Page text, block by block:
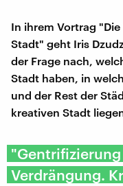
In ihrem Vortrag
Stadt" geht Iris
der Frage nach,
Stadt haben, in
und der Rest der
kreativen Stadt
Verdrängung.